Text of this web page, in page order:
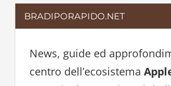
r
c
BRADIPORAPIDO.NET
News, guide ed
centro dell’ecosistema